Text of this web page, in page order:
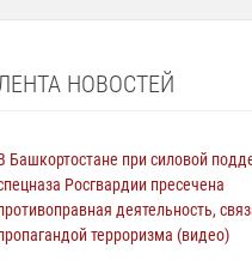
НОВОСТЕЙ
Башкортостане при силовой
Росгвардии пресечена
деятельность,
терроризма (видео)